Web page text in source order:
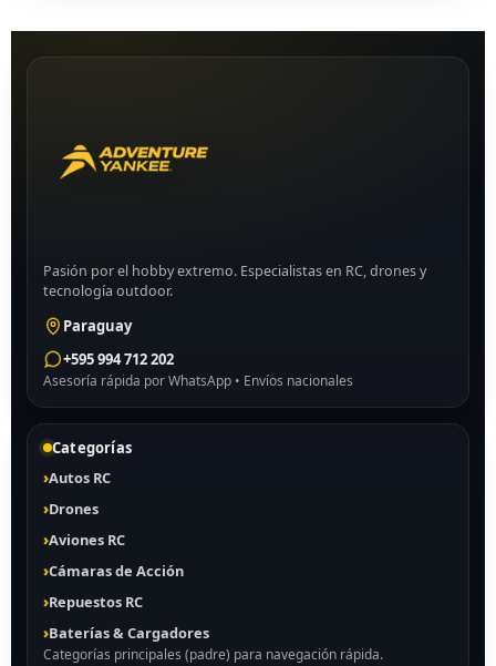
Pasión por el hobby extremo. Especialistas en RC, drones y
tecnología outdoor.
Paraguay
+595 994 712 202
Asesoría rápida por WhatsApp • Envíos nacionales
Categorías
Autos RC
Drones
Aviones RC
Cámaras de Acción
Repuestos RC
Baterías & Cargadores
Categorías principales (padre) para navegación rápida.